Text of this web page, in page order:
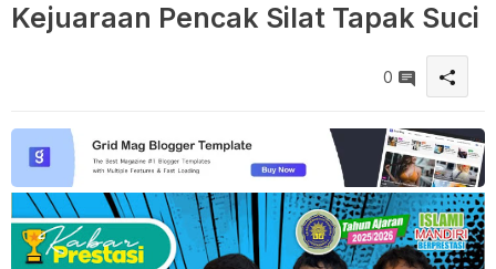
Kejuaraan Pencak Silat Tapak Suci
0